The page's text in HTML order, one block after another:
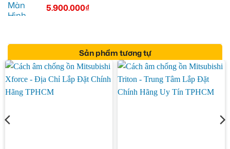
5.900.000₫
Sản phẩm tương tự